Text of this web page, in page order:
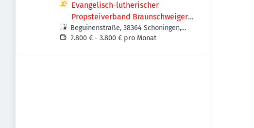
Evangelisch-lutherischer
Propsteiverband Braunschweiger
Land
Beguinenstraße, 38364 Schöningen,
Deutschland
2.800 € - 3.800 € pro Monat